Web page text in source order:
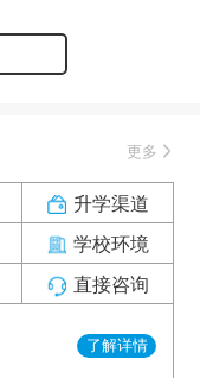
更多
升学渠道
学校环境
直接咨询
了解详情